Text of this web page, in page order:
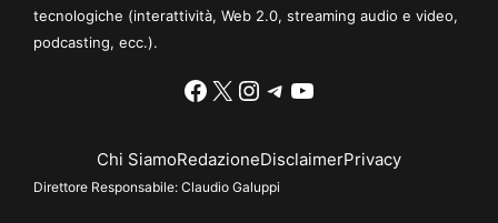
tecnologiche (interattività, Web 2.0, streaming audio e video,
podcasting, ecc.).
Facebook
X Instagram
Telegram
YouTube
Chi SiamoRedazioneDisclaimerPrivacy
Direttore Responsabile: Claudio Galuppi